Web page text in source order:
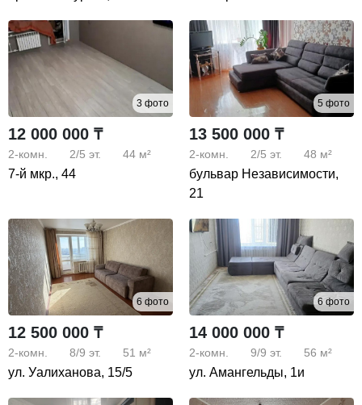
3 фото
12 000 000 ₸
2-комн. 2/5 эт. 44 м²
7-й мкр., 44
5 фото
13 500 000 ₸
2-комн. 2/5 эт. 48 м²
бульвар Независимости,
21
6 фото
12 500 000 ₸
2-комн. 8/9 эт. 51 м²
ул. Уалиханова, 15/5
6 фото
14 000 000 ₸
2-комн. 9/9 эт. 56 м²
ул. Амангельды, 1и